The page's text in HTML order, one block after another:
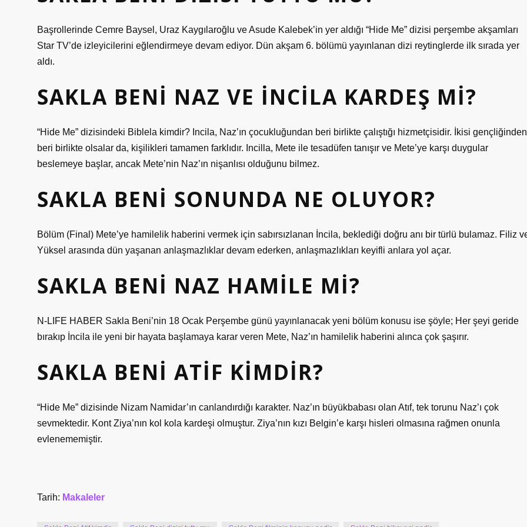
Başrollerinde Cemre Baysel, Uraz Kaygılaroğlu ve Asude Kalebek’in yer aldığı “Hide Me” dizisi perşembe akşamları
Star TV’de izleyicilerini eğlendirmeye devam ediyor. Dün akşam 6. bölümü yayınlanan dizi reytinglerde ilk sırada yer
aldı.
SAKLA BENI NAZ VE İNCILA KARDEŞ MI?
“Hide Me” dizisindeki Biblela kimdir? Incila, Naz’ın çocukluğundan beri birlikte çalıştığı hizmetçisidir. İkisi gençliğinden
beri birlikte olsalar da, kişilikleri tamamen farklıdır. Incilla, Mete ile tesadüfen tanışır ve Mete’ye karşı duygular
beslemeye başlar, ancak Mete’nin Naz’ın nişanlısı olduğunu bilmez.
SAKLA BENI SONUNDA NE OLUYOR?
Bölüm (Final) Mete’ye hamilelik haberini vermek için sabırsızlanan İncila, beklediği doğru anı bir türlü bulamaz. Filiz
Yüksel arasında dün yaşanan anlaşmazlıklar devam ederken, anlaşmazlıkları keyifli anlara yol açar.
SAKLA BENI NAZ HAMILE MI?
N-LIFE HABER Sakla Beni’nin 18 Ocak Perşembe günü yayınlanacak yeni bölüm konusu ise şöyle; Her şeyi geride
bırakıp İncila ile yeni bir hayata başlamaya karar veren Mete, Naz’ın hamilelik haberini alınca çok şaşırır.
SAKLA BENI ATIF KIMDIR?
“Hide Me” dizisinde Nizam Namidar’ın canlandırdığı karakter. Naz’ın büyükbabası olan Atıf, tek torunu Naz’ı çok
sevmektedir. Kont Ziya’nın kol kola kardeşi olmuştur. Ziya’nın kızı Belgin’e karşı hisleri olmasına rağmen onunla
evlenememiştir.
Tarih: Makaleler